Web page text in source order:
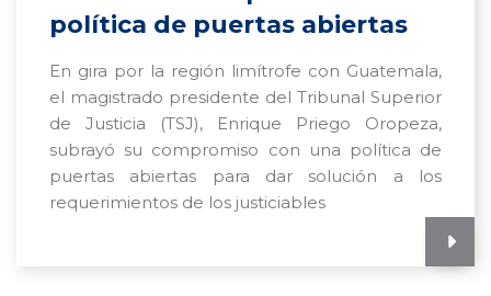
política de puertas abiertas
En gira por la región limítrofe con Guatemala,
el magistrado presidente del Tribunal Superior
de Justicia (TSJ), Enrique Priego Oropeza,
subrayó su compromiso con una política de
puertas abiertas para dar solución a los
requerimientos de los justiciables